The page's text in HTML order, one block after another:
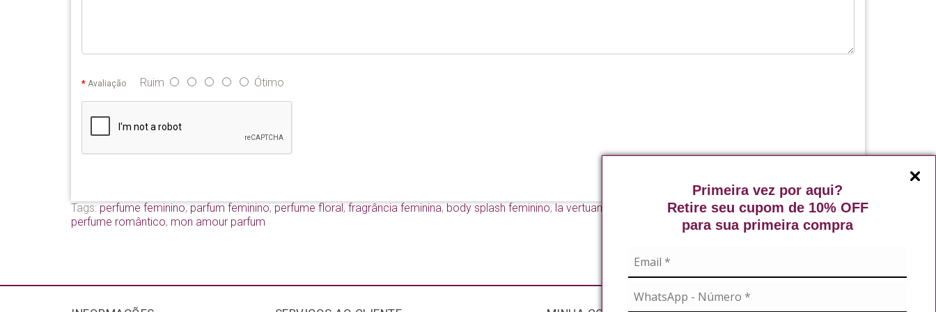
Primeira vez por aqui?
Retire seu cupom de 10% OFF
para sua primeira compra
Avaliação Ruim Ótimo
Tags: perfume feminino, parfum feminino, perfume floral, fragrância feminina, body splash feminino, la vertuan parfum perfume la vertuan ,perfume delicado,
perfume romântico, mon amour parfum